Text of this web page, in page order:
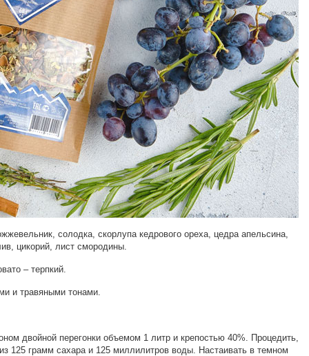
солодка, скорлупа кедрового ореха, цедра апельсина,
цикорий, лист смородины.
– терпкий.
и травяными тонами.
двойной перегонки объемом 1 литр и крепостью 40%. Процедить,
125 грамм сахара и 125 миллилитров воды. Настаивать в темном